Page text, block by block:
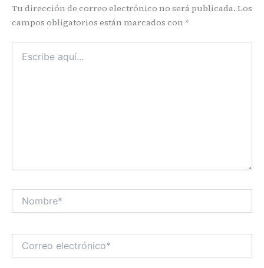
Tu dirección de correo electrónico no será publicada. Los
campos obligatorios están marcados con *
aquí...
Nombre*
electrónico*